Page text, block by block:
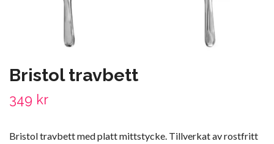
Bristol travbett
349 kr
Bristol travbett med platt mittstycke. Tillverkat av rostfritt